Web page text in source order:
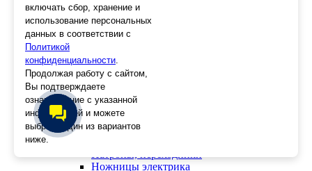
Слесарный инструмент
Болторезы
Тонкогубцы, утконосы
Бокорезы
Кувалды
Молотки
Головки
Зенкера, бородки, кернеры
Ножницы электрика
включать сбор, хранение и
использование персональных
данных в соответствии с
Политикой
конфиденциальности.
Продолжая работу с сайтом,
Вы подтверждаете
ознакомление с указанной
информацией и можете
выбрать один из вариантов
ниже.